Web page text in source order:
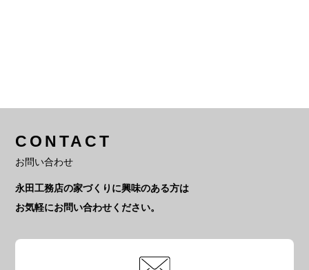
CONTACT
お問い合わせ
永田工務店の家づくりに興味のある方は
お気軽にお問い合わせください。